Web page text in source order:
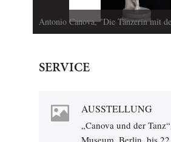
SERVICE
AUSSTELLUNG
„Canova und der
Museum, Berlin, bis